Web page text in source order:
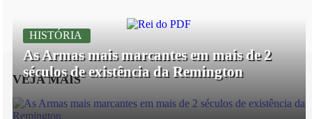
VEJA MAIS
HISTÓRIA
As Armas mais marcantes em mais de 2
séculos de existência da Remington